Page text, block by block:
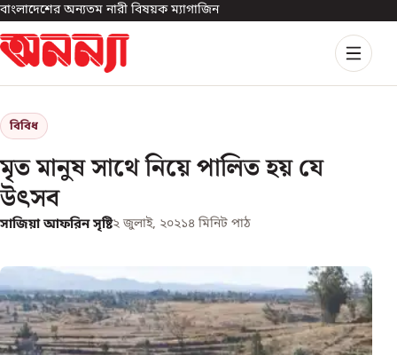
বাংলাদেশের অন্যতম নারী বিষয়ক ম্যাগাজিন
বিবিধ
মৃত মানুষ সাথে নিয়ে পালিত হয় যে
উৎসব
সাজিয়া আফরিন সৃষ্টি২ জুলাই, ২০২১৪ মিনিট পাঠ